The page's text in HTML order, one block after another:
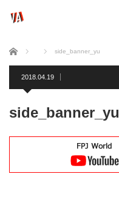
ホーム side_banner_yu
2018.04.19
side_banner_yu